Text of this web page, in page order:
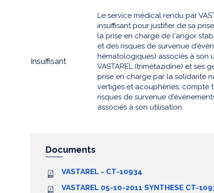
Insuffisant
Le service médical rendu par
insuffisant pour justifier de sa
la prise en charge de l'angor
et des risques de survenue
hématologiques) associés à son
VASTAREL (trimétazidine) et ses
prise en charge par la solidarité
vertiges et acouphènes, compte
risques de survenue
associés à son utilisation.
Documents
VASTAREL - CT-10934
VASTAREL 05-10-2011 SYNTHESE CT-